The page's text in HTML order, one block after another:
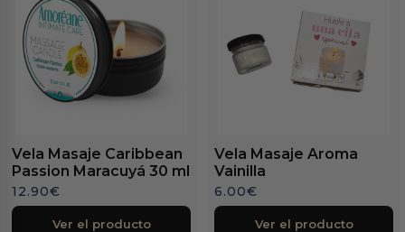
Vela Masaje Caribbean
Passion Maracuyá 30 ml
12.90€
Ver el producto
Vela Masaje Aroma
Vainilla
6.00€
Ver el producto